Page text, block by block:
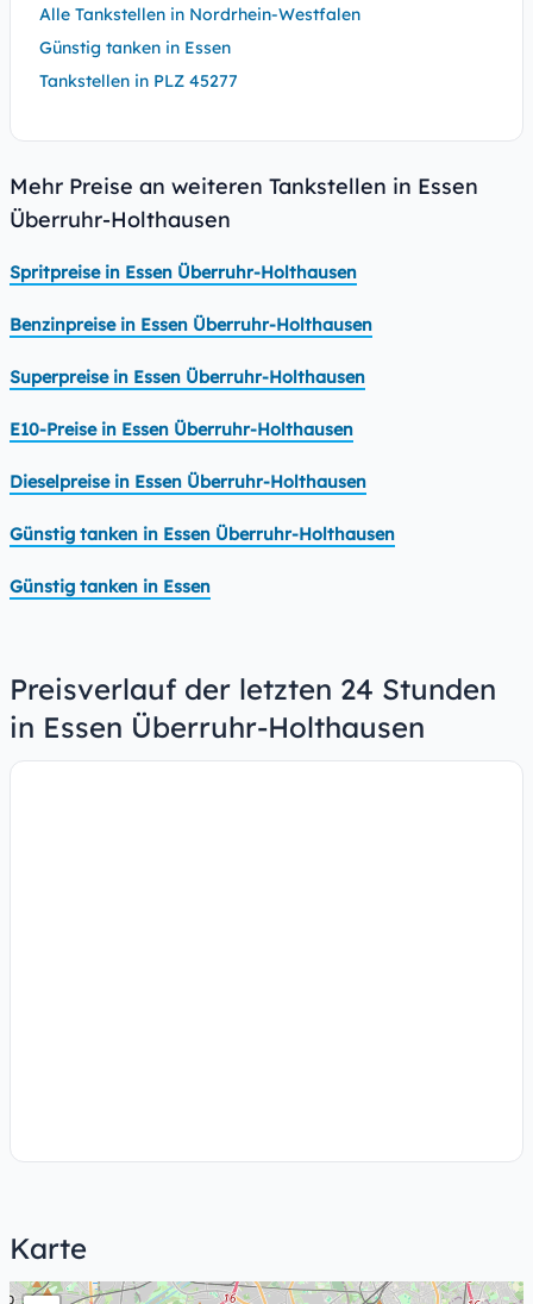
Alle Tankstellen in Nordrhein-Westfalen
Günstig tanken in Essen
Tankstellen in PLZ 45277
Mehr Preise an weiteren Tankstellen in Essen
Überruhr-Holthausen
Spritpreise in Essen Überruhr-Holthausen
Benzinpreise in Essen Überruhr-Holthausen
Superpreise in Essen Überruhr-Holthausen
E10-Preise in Essen Überruhr-Holthausen
Dieselpreise in Essen Überruhr-Holthausen
Günstig tanken in Essen Überruhr-Holthausen
Günstig tanken in Essen
Preisverlauf der letzten 24 Stunden
in Essen Überruhr-Holthausen
Karte